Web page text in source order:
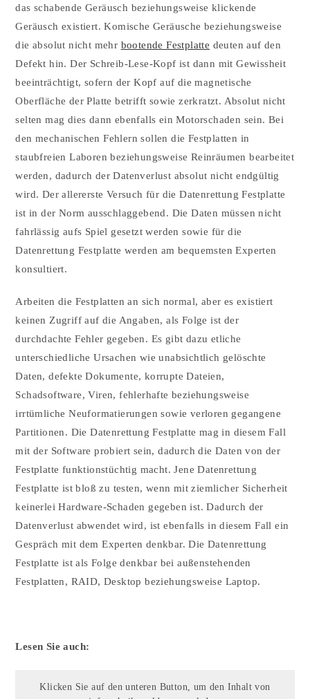
das schabende Geräusch beziehungsweise klickende
Geräusch existiert. Komische Geräusche beziehungsweise
die absolut nicht mehr bootende Festplatte deuten auf den
Defekt hin. Der Schreib-Lese-Kopf ist dann mit Gewissheit
beeinträchtigt, sofern der Kopf auf die magnetische
Oberfläche der Platte betrifft sowie zerkratzt. Absolut nicht
selten mag dies dann ebenfalls ein Motorschaden sein. Bei
den mechanischen Fehlern sollen die Festplatten in
staubfreien Laboren beziehungsweise Reinräumen bearbeitet
werden, dadurch der Datenverlust absolut nicht endgültig
wird. Der allererste Versuch für die Datenrettung Festplatte
ist in der Norm ausschlaggebend. Die Daten müssen nicht
fahrlässig aufs Spiel gesetzt werden sowie für die
Datenrettung Festplatte werden am bequemsten Experten
konsultiert.
Arbeiten die Festplatten an sich normal, aber es existiert
keinen Zugriff auf die Angaben, als Folge ist der
durchdachte Fehler gegeben. Es gibt dazu etliche
unterschiedliche Ursachen wie unabsichtlich gelöschte
Daten, defekte Dokumente, korrupte Dateien,
Schadsoftware, Viren, fehlerhafte beziehungsweise
irrtümliche Neuformatierungen sowie verloren gegangene
Partitionen. Die Datenrettung Festplatte mag in diesem Fall
mit der Software probiert sein, dadurch die Daten von der
Festplatte funktionstüchtig macht. Jene Datenrettung
Festplatte ist bloß zu testen, wenn mit ziemlicher Sicherheit
keinerlei Hardware-Schaden gegeben ist. Dadurch der
Datenverlust abwendet wird, ist ebenfalls in diesem Fall ein
Gespräch mit dem Experten denkbar. Die Datenrettung
Festplatte ist als Folge denkbar bei außenstehenden
Festplatten, RAID, Desktop beziehungsweise Laptop.
Lesen Sie auch:
Klicken Sie auf den unteren Button, um den Inhalt von